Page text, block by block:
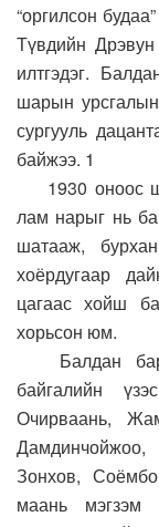
“оргилсон
Түвдийн
илтгэдэг.
шарын
сургууль
байжээ. 1
1930 оноос
лам нарыг нь
шатааж,
хоёрдугаар
цагаас хойш
хорьсон юм.
Балдан
байгалийн
Очирваань,
Зонхов,
маань мэгзэм